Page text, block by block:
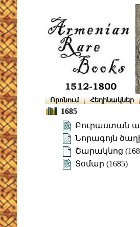
Որոնում Հեղինակներ
1685
Բուրաստան
Նորագոյն
Շարակնոց
Տօմար (1685)